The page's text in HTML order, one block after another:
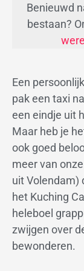
Benieuwd
bestaan?
Een
pak een taxi
een eindje uit
Maar heb je
ook goed
meer van
uit Volendam)
het Kuching
heleboel
zwijgen over
bewonderen.